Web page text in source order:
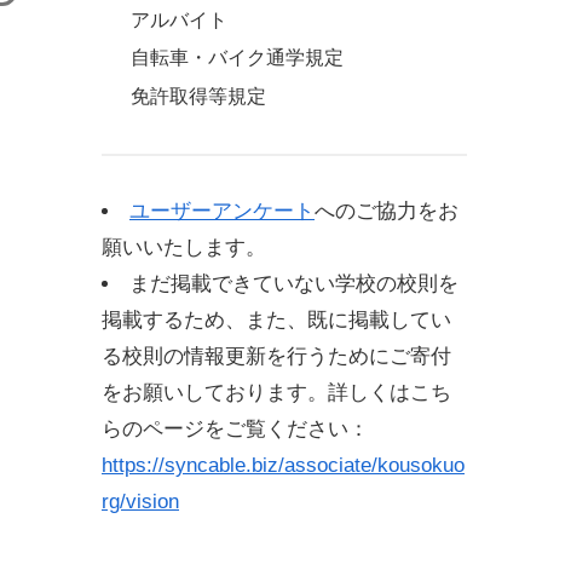
アルバイト
自転車・バイク通学規定
免許取得等規定
ユーザーアンケート へのご協力をお
願いいたします。
まだ掲載できていない学校の校則を
掲載するため、また、既に掲載してい
る校則の情報更新を行うためにご寄付
をお願いしております。詳しくはこち
らのページをご覧ください：
https://syncable.biz/associate/kousokuo
rg/vision